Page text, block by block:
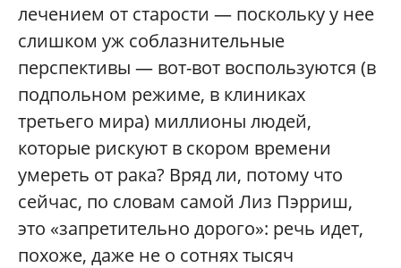
лечением от старости — поскольку у нее
слишком уж соблазнительные
перспективы — вот-вот воспользуются (в
подпольном режиме, в клиниках
третьего мира) миллионы людей,
которые рискуют в скором времени
умереть от рака? Вряд ли, потому что
сейчас, по словам самой Лиз Пэрриш,
это «запретительно дорого»: речь идет,
похоже, даже не о сотнях тысяч